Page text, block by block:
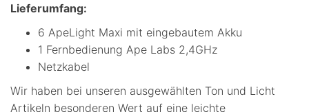
Lieferumfang:
6 ApeLight Maxi mit eingebautem Akku
1 Fernbedienung Ape Labs 2,4GHz
Netzkabel
Wir haben bei unseren ausgewählten Ton und Licht
Artikeln besonderen Wert auf eine leichte